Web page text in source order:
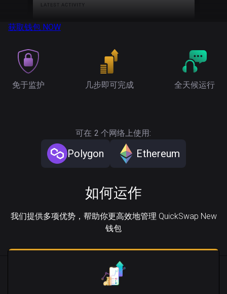
获取钱包 NOW
免于监护 几步即可完成 全天候运行
可在 2 个网络上使用:
Polygon Ethereum
如何运作
我们提供多项优势，帮助你更高效地管理 QuickSwap New
钱包